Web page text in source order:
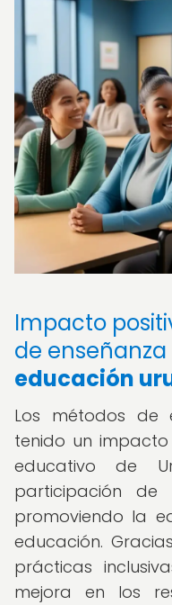
Impacto
de
educación
Los métodos de
tenido un
educativo de
participación de
promoviendo la
educación.
prácticas
mejora en los